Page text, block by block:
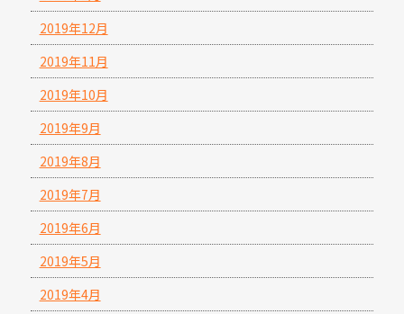
2019年12月
2019年11月
2019年10月
2019年9月
2019年8月
2019年7月
2019年6月
2019年5月
2019年4月